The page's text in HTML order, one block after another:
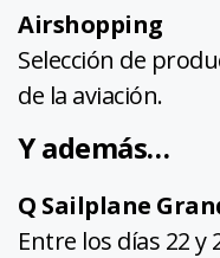
Airshopping
Selección de
de la aviación.
Y además…
Q Sailplane
Entre los días 22